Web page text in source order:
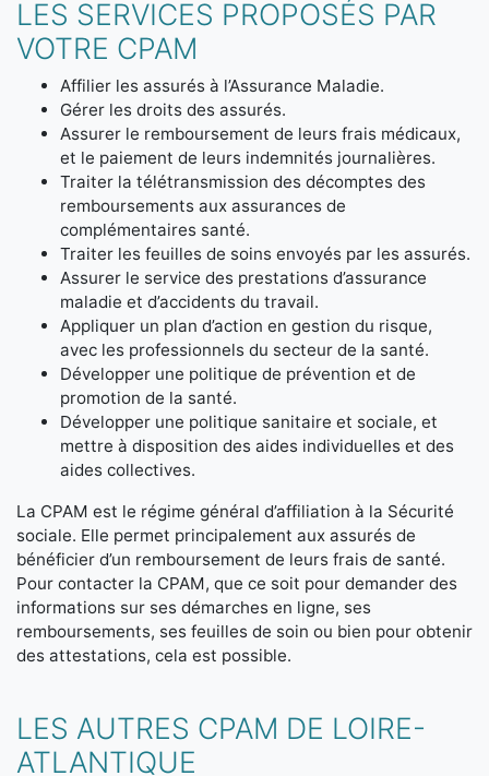
LES SERVICES PROPOSÉS PAR
VOTRE CPAM
Affilier les assurés à l’Assurance Maladie.
Gérer les droits des assurés.
Assurer le remboursement de leurs frais médicaux,
et le paiement de leurs indemnités journalières.
Traiter la télétransmission des décomptes des
remboursements aux assurances de
complémentaires santé.
Traiter les feuilles de soins envoyés par les assurés.
Assurer le service des prestations d’assurance
maladie et d’accidents du travail.
Appliquer un plan d’action en gestion du risque,
avec les professionnels du secteur de la santé.
Développer une politique de prévention et de
promotion de la santé.
Développer une politique sanitaire et sociale, et
mettre à disposition des aides individuelles et des
aides collectives.
La CPAM est le régime général d’affiliation à la Sécurité
sociale. Elle permet principalement aux assurés de
bénéficier d’un remboursement de leurs frais de santé.
Pour contacter la CPAM, que ce soit pour demander des
informations sur ses démarches en ligne, ses
remboursements, ses feuilles de soin ou bien pour obtenir
des attestations, cela est possible.
LES AUTRES CPAM DE LOIRE-
ATLANTIQUE